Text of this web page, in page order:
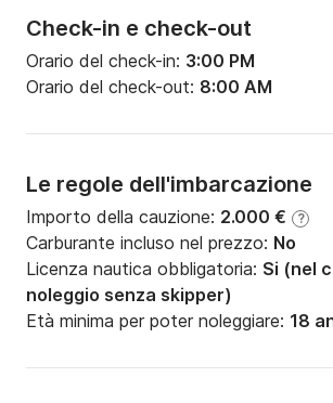
Check-in e check-out
Orario del check-in: 3:00 PM
Orario del check-out: 8:00 AM
Le regole dell'imbarcazione
Importo della cauzione: 2.000 € ?
Carburante incluso nel prezzo: No
Licenza nautica obbligatoria: Si (nel
noleggio senza skipper)
Età minima per poter noleggiare: 18